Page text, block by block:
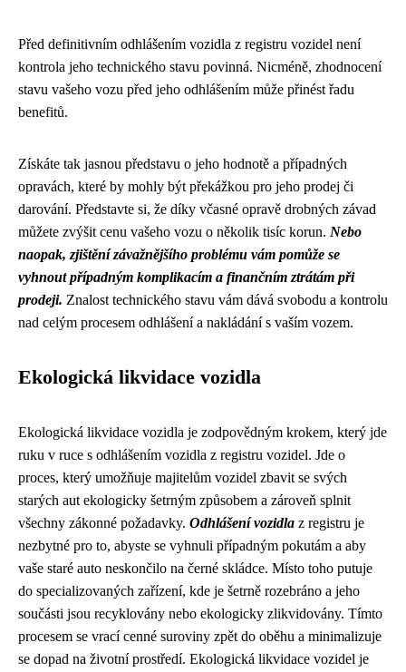
Před definitivním odhlášením vozidla z registru vozidel není
kontrola jeho technického stavu povinná. Nicméně, zhodnocení
stavu vašeho vozu před jeho odhlášením může přinést řadu
benefitů.
Získáte tak jasnou představu o jeho hodnotě a případných
opravách, které by mohly být překážkou pro jeho prodej či
darování. Představte si, že díky včasné opravě drobných závad
můžete zvýšit cenu vašeho vozu o několik tisíc korun. Nebo
naopak, zjištění závažnějšího problému vám pomůže se
vyhnout případným komplikacím a finančním ztrátám při
prodeji. Znalost technického stavu vám dává svobodu a kontrolu
nad celým procesem odhlášení a nakládání s vaším vozem.
Ekologická likvidace vozidla
Ekologická likvidace vozidla je zodpovědným krokem, který jde
ruku v ruce s odhlášením vozidla z registru vozidel. Jde o
proces, který umožňuje majitelům vozidel zbavit se svých
starých aut ekologicky šetrným způsobem a zároveň splnit
všechny zákonné požadavky. Odhlášení vozidla z registru je
nezbytné pro to, abyste se vyhnuli případným pokutám a aby
vaše staré auto neskončilo na černé skládce. Místo toho putuje
do specializovaných zařízení, kde je šetrně rozebráno a jeho
součásti jsou recyklovány nebo ekologicky zlikvidovány. Tímto
procesem se vrací cenné suroviny zpět do oběhu a minimalizuje
se dopad na životní prostředí. Ekologická likvidace vozidel je